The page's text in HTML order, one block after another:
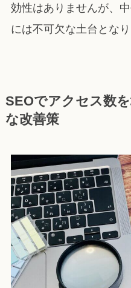
効性はありませんが、
には不可欠な土台となり
SEOでアクセス数
な改善策